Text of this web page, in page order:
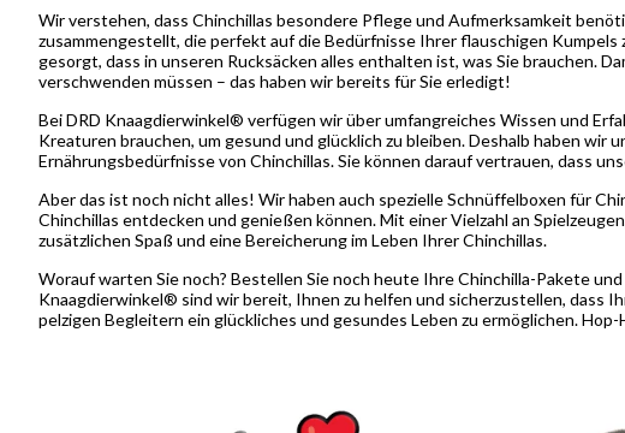
Wir verstehen, dass Chinchillas besondere Pflege und Aufmerksamkeit
zusammengestellt, die perfekt auf die Bedürfnisse Ihrer flauschigen
gesorgt, dass in unseren Rucksäcken alles enthalten ist, was Sie brauchen.
verschwenden müssen – das haben wir bereits für Sie erledigt!
Bei DRD Knaagdierwinkel® verfügen wir über umfangreiches Wissen und
Kreaturen brauchen, um gesund und glücklich zu bleiben. Deshalb haben
Ernährungsbedürfnisse von Chinchillas. Sie können darauf vertrauen, dass
Aber das ist noch nicht alles! Wir haben auch spezielle Schnüffelboxen für
Chinchillas entdecken und genießen können. Mit einer Vielzahl an
zusätzlichen Spaß und eine Bereicherung im Leben Ihrer Chinchillas.
Worauf warten Sie noch? Bestellen Sie noch heute Ihre Chinchilla-Pakete
Knaagdierwinkel® sind wir bereit, Ihnen zu helfen und sicherzustellen, dass
pelzigen Begleitern ein glückliches und gesundes Leben zu ermöglichen.